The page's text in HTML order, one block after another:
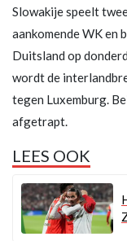
Slowakije speelt
aankomende WK en
Duitsland op
wordt de
tegen Luxemburg.
afgetrapt.
LEES OOK